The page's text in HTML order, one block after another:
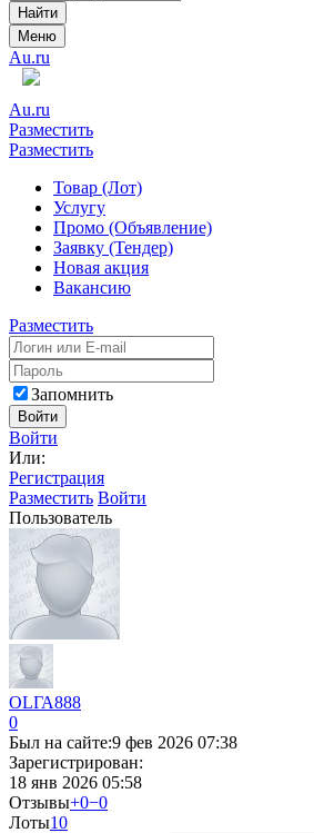
Найти
Меню
Au.ru
Au.ru
Разместить
Разместить
Товар (Лот)
Услугу
Промо (Объявление)
Заявку (Тендер)
Новая акция
Вакансию
Разместить
Запомнить
Войти
Войти
Или:
Регистрация
Разместить Войти
Пользователь
OLГА888
0
Был на сайте:9 фев 2026 07:38
Зарегистрирован:
18 янв 2026 05:58
Отзывы+0−0
Лоты10